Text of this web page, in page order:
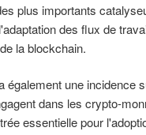
plus importants
des flux de
la blockchain.
également une incidence
dans les crypto-
essentielle pour